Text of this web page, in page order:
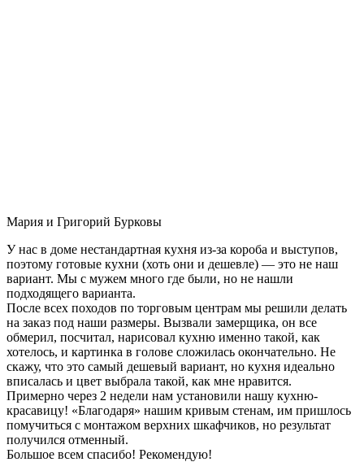
Мария и Григорий Бурковы
У нас в доме нестандартная кухня из-за короба и выступов,
поэтому готовые кухни (хоть они и дешевле) — это не наш
вариант. Мы с мужем много где были, но не нашли
подходящего варианта.
После всех походов по торговым центрам мы решили делать
на заказ под наши размеры. Вызвали замерщика, он все
обмерил, посчитал, нарисовал кухню именно такой, как
хотелось, и картинка в голове сложилась окончательно. Не
скажу, что это самый дешевый вариант, но кухня идеально
вписалась и цвет выбрала такой, как мне нравится.
Примерно через 2 недели нам установили нашу кухню-
красавицу! «Благодаря» нашим кривым стенам, им пришлось
помучиться с монтажом верхних шкафчиков, но результат
получился отменный.
Большое всем спасибо! Рекомендую!